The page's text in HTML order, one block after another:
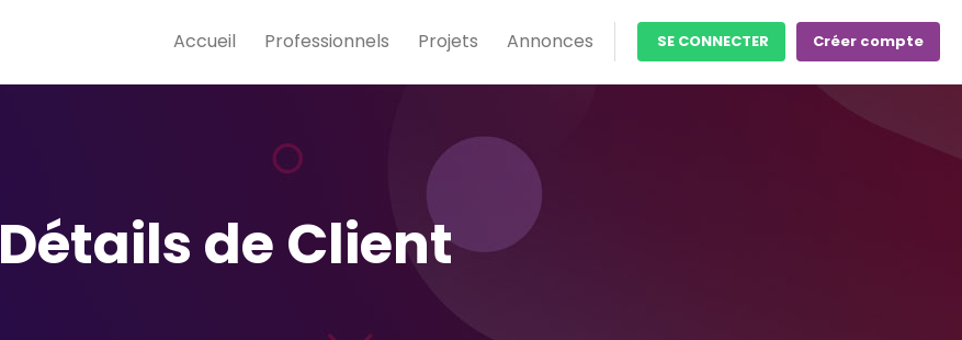
Accueil Professionnels Projets Annonces SE CONNECTER Créer compte
Détails de Client